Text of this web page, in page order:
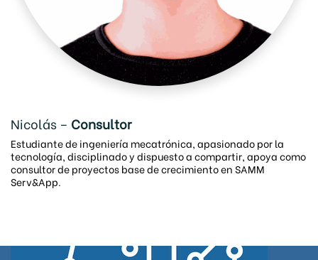
Nicolás – Consultor
Estudiante de ingeniería mecatrónica, apasionado por la
tecnología, disciplinado y dispuesto a compartir, apoya como
consultor de proyectos base de crecimiento en SAMM
Serv&App.